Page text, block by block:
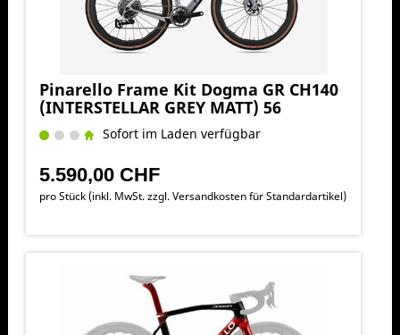
Pinarello Frame Kit Dogma GR CH140
(INTERSTELLAR GREY MATT) 56
Sofort im Laden verfügbar
5.590,00 CHF
pro Stück (inkl. MwSt. zzgl.Versandkosten für Standardartikel)